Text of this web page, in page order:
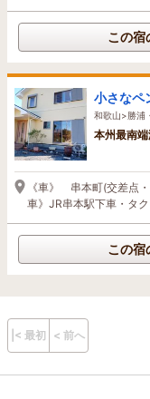
この宿
小さなペ
和歌山>勝浦
本州最南
《車》 串本町(交差
車》JR串本駅下車・タ
この宿
|< 最初 < 前へ